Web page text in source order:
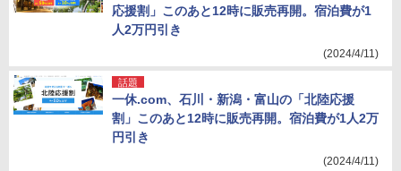
応援割」このあと12時に販売再開。宿泊費が1
人2万円引き
(2024/4/11)
話題
一休.com、石川・新潟・富山の「北陸応援
割」このあと12時に販売再開。宿泊費が1人2万
円引き
(2024/4/11)